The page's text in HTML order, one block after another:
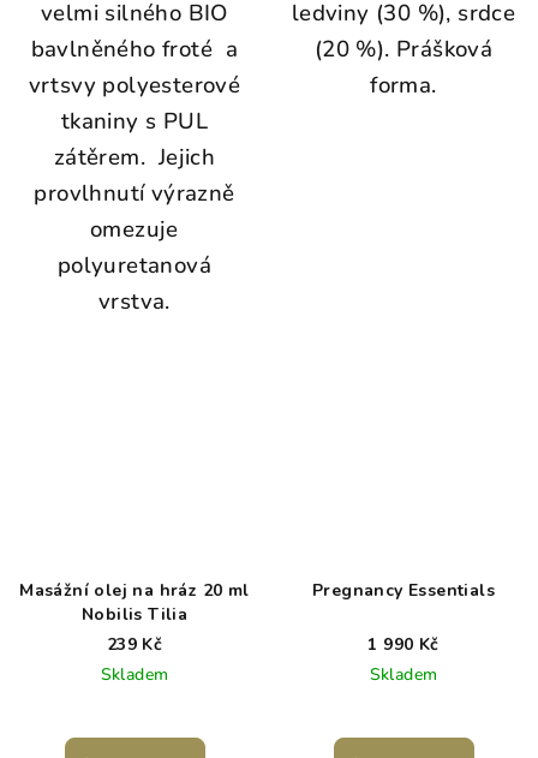
velmi silného BIO
bavlněného froté a
vrtsvy polyesterové
tkaniny s PUL
zátěrem. Jejich
provlhnutí výrazně
omezuje
polyuretanová
vrstva.
ledviny (30 %), srdce
(20 %). Prášková
forma.
Masážní olej na hráz 20 ml
Nobilis Tilia
239 Kč
Skladem
Pregnancy Essentials
1 990 Kč
Skladem